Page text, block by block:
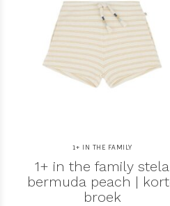
1+ IN THE FAMILY
1+ in the family stela
bermuda peach |
broek